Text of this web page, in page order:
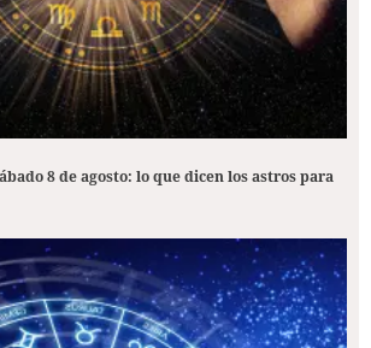
8 de agosto: lo que dicen los astros para